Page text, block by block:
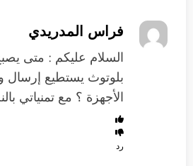
فراس المدريدي
السلام عليكم : متى
بلوتوث يستطيع إرسال
الأجهزة ؟ مع تمنياتي
رد